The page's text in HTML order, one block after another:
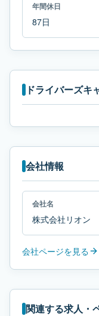
年間休日
87日
ドライバーズキ
会社情報
会社名
株式会社リオン
会社ページを見る
関連する求人・